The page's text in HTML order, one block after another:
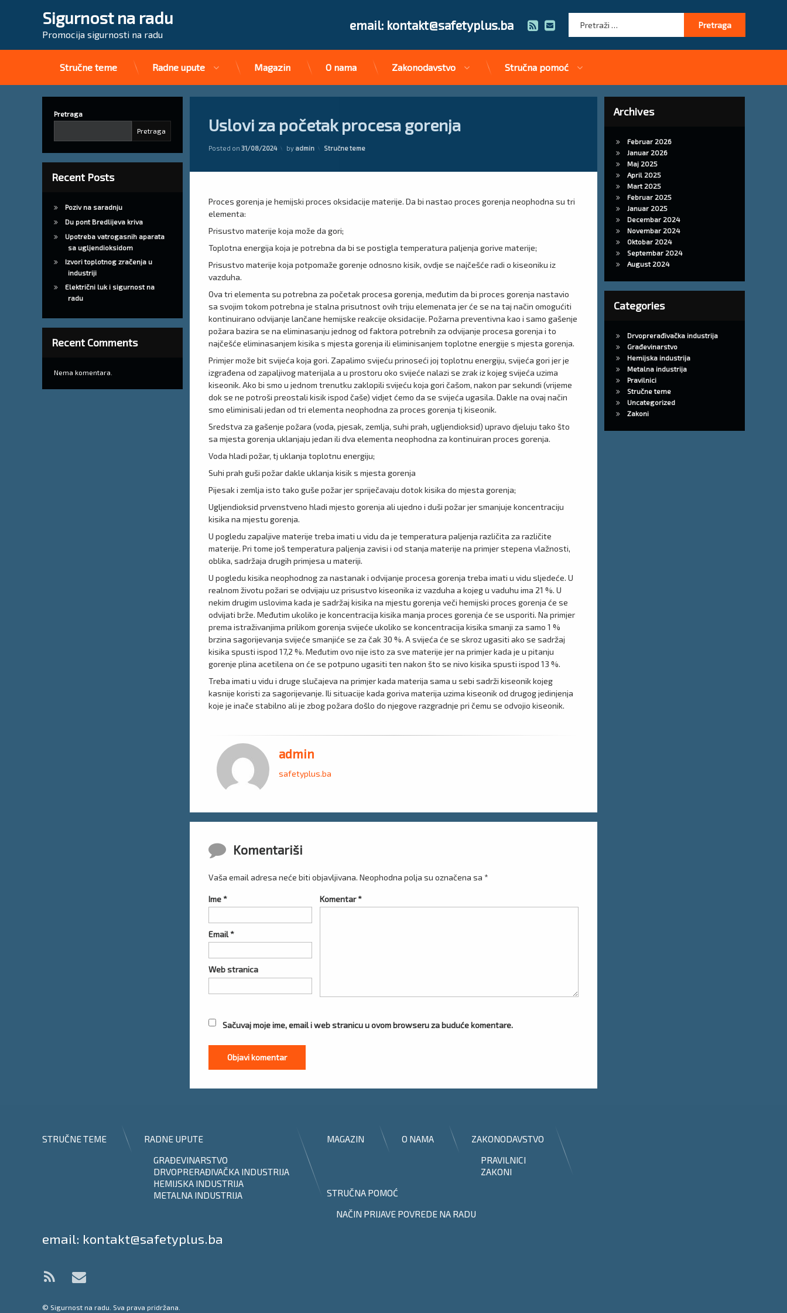
Preskoči
Sigurnost na radu
Promocija sigurnosti na radu
Tel:
email: kontakt@safetyplus.ba RSSE-mail
Pretraga:
Stručne teme Radne upute Magazin O nama Zakonodavstvo Stručna pomoć
Uslovi za početak procesa gorenja
Posted on 31/08/2024 by admin Kategorije:
Stručne teme
Proces gorenja je hemijski proces oksidacije materije. Da bi nastao proces gorenja neophodna su tri
elementa:
Prisustvo materije koja može da gori;
Toplotna energija koja je potrebna da bi se postigla temperatura paljenja gorive materije;
Prisustvo materije koja potpomaže gorenje odnosno kisik, ovdje se najčešće radi o kiseoniku iz
vazduha.
Ova tri elementa su potrebna za početak procesa gorenja, međutim da bi proces gorenja nastavio
sa svojim tokom potrebna je stalna prisutnost ovih triju elemenata jer će se na taj način omogućiti
kontinuirano odvijanje lančane hemijske reakcije oksidacije. Požarna preventivna kao i samo gašenje
požara bazira se na eliminasanju jednog od faktora potrebnih za odvijanje procesa gorenja i to
najčešće eliminasanjem kisika s mjesta gorenja ili eliminisanjem toplotne energije s mjesta gorenja.
Primjer može bit svijeća koja gori. Zapalimo svijeću prinoseći joj toplotnu energiju, svijeća gori jer je
izgrađena od zapaljivog materijala a u prostoru oko svijeće nalazi se zrak iz kojeg svijeća uzima
kiseonik. Ako bi smo u jednom trenutku zaklopili svijeću koja gori čašom, nakon par sekundi (vrijeme
dok se ne potroši preostali kisik ispod čaše) vidjet ćemo da se svijeća ugasila. Dakle na ovaj način
smo eliminisali jedan od tri elementa neophodna za proces gorenja tj kiseonik.
Sredstva za gašenje požara (voda, pjesak, zemlja, suhi prah, ugljendioksid) upravo djeluju tako što
sa mjesta gorenja uklanjaju jedan ili dva elementa neophodna za kontinuiran proces gorenja.
Voda hladi požar, tj uklanja toplotnu energiju;
Suhi prah guši požar dakle uklanja kisik s mjesta gorenja
Pijesak i zemlja isto tako guše požar jer spriječavaju dotok kisika do mjesta gorenja;
Ugljendioksid prvenstveno hladi mjesto gorenja ali ujedno i duši požar jer smanjuje koncentraciju
kisika na mjestu gorenja.
U pogledu zapaljive materije treba imati u vidu da je temperatura paljenja različita za različite
materije. Pri tome još temperatura paljenja zavisi i od stanja materije na primjer stepena vlažnosti,
oblika, sadržaja drugih primjesa u materiji.
U pogledu kisika neophodnog za nastanak i odvijanje procesa gorenja treba imati u vidu sljedeće. U
realnom životu požari se odvijaju uz prisustvo kiseonika iz vazduha a kojeg u vaduhu ima 21 %. U
nekim drugim uslovima kada je sadržaj kisika na mjestu gorenja veči hemijski proces gorenja će se
odvijati brže. Međutim ukoliko je koncentracija kisika manja proces gorenja će se usporiti. Na primjer
prema istraživanjima prilikom gorenja svijeće ukoliko se koncentracija kisika smanji za samo 1 %
brzina sagorijevanja svijeće smanjiće se za čak 30 %. A svijeća će se skroz ugasiti ako se sadržaj
kisika spusti ispod 17,2 %. Međutim ovo nije isto za sve materije jer na primjer kada je u pitanju
gorenje plina acetilena on će se potpuno ugasiti ten nakon što se nivo kisika spusti ispod 13 %.
Treba imati u vidu i druge slučajeva na primjer kada materija sama u sebi sadrži kiseonik kojeg
kasnije koristi za sagorijevanje. Ili situacije kada goriva materija uzima kiseonik od drugog jedinjenja
koje je inače stabilno ali je zbog požara došlo do njegove razgradnje pri čemu se odvojio kiseonik.
admin
safetyplus.ba
Komentari
Komentariši
Vaša email adresa neće biti objavljivana. Neophodna polja su označena sa *
Komentar*
Ime*
Email*
Web stranica
Sačuvaj moje ime, email i web stranicu u ovom browseru za buduće komentare.
Pretraga
Pretraga
Recent Posts
Poziv na saradnju
Du pont Bredlijeva kriva
Upotreba vatrogasnih aparata
sa ugljendioksidom
Izvori toplotnog zračenja u
industriji
Električni luk i sigurnost na
radu
Recent Comments
Nema komentara.
Archives
Februar 2026
Januar 2026
Maj 2025
April 2025
Mart 2025
Februar 2025
Januar 2025
Decembar 2024
Novembar 2024
Oktobar 2024
Septembar 2024
August 2024
Categories
Drvoprerađivačka industrija
Građevinarstvo
Hemijska industrija
Metalna industrija
Pravilnici
Stručne teme
Uncategorized
Zakoni
STRUČNE TEME
RADNE UPUTE
GRAĐEVINARSTVO
DRVOPRERAĐIVAČKA INDUSTRIJA
HEMIJSKA INDUSTRIJA
METALNA INDUSTRIJA
MAGAZIN O NAMA
ZAKONODAVSTVO
PRAVILNICI
ZAKONI
STRUČNA POMOĆ
NAČIN PRIJAVE POVREDE NA RADU
Tel:
email: kontakt@safetyplus.ba
RSS E-mail
© Sigurnost na radu. Sva prava pridržana.